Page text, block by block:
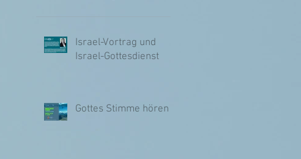
Israel-Vortrag und
Israel-Gottesdienst
Gottes Stimme hören